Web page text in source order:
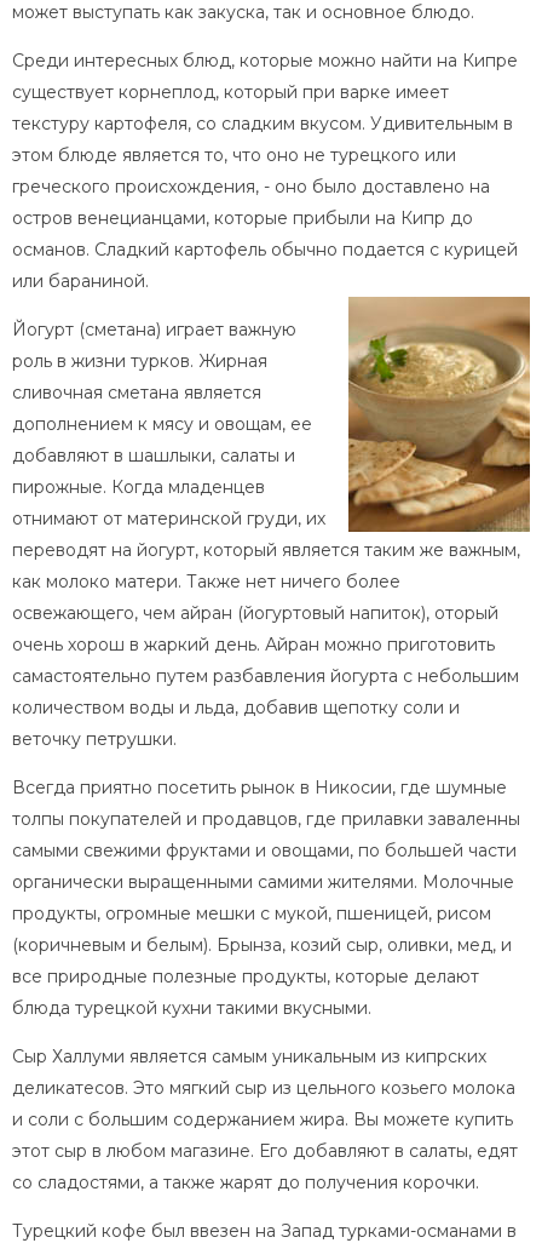
может выступать как закуска, так и основное блюдо.
Среди интересных блюд, которые можно найти на Кипре
существует корнеплод, который при варке имеет
текстуру картофеля, со сладким вкусом. Удивительным в
этом блюде является то, что оно не турецкого или
греческого происхождения, - оно было доставлено на
остров венецианцами, которые прибыли на Кипр до
османов. Сладкий картофель обычно подается с курицей
или бараниной.
Йогурт (сметана) играет важную
роль в жизни турков. Жирная
сливочная сметана является
дополнением к мясу и овощам, ее
добавляют в шашлыки, салаты и
пирожные. Когда младенцев
отнимают от материнской груди, их
переводят на йогурт, который является таким же важным,
как молоко матери. Также нет ничего более
освежающего, чем айран (йогуртовый напиток), оторый
очень хорош в жаркий день. Айран можно приготовить
самастоятельно путем разбавления йогурта с небольшим
количеством воды и льда, добавив щепотку соли и
веточку петрушки.
Всегда приятно посетить рынок в Никосии, где шумные
толпы покупателей и продавцов, где прилавки заваленны
самыми свежими фруктами и овощами, по большей части
органически выращенными самими жителями. Молочные
продукты, огромные мешки с мукой, пшеницей, рисом
(коричневым и белым). Брынза, козий сыр, оливки, мед, и
все природные полезные продукты, которые делают
блюда турецкой кухни такими вкусными.
Сыр Халлуми является самым уникальным из кипрских
деликатесов. Это мягкий сыр из цельного козьего молока
и соли с большим содержанием жира. Вы можете купить
этот сыр в любом магазине. Его добавляют в салаты, едят
со сладостями, а также жарят до получения корочки.
Турецкий кофе был ввезен на Запад турками-османами в